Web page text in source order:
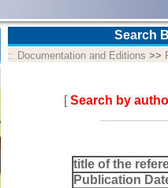
Search
:: Documentation and Editions >>
[Search by
title of the
Publication